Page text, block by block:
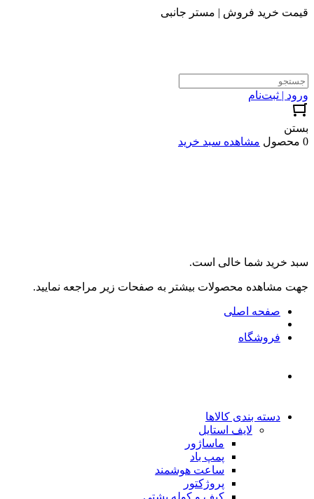
قیمت خرید فروش | مستر جانبی
ورود | ثبت‌نام
بستن
0 محصول
مشاهده سبد خرید
سبد خرید شما خالی است.
جهت مشاهده محصولات بیشتر به صفحات زیر مراجعه نمایید.
صفحه اصلی
فروشگاه
دسته بندی کالاها
لایف استایل
ماساژور
پمپ باد
ساعت هوشمند
پروژکتور
کیف و کوله پشتی